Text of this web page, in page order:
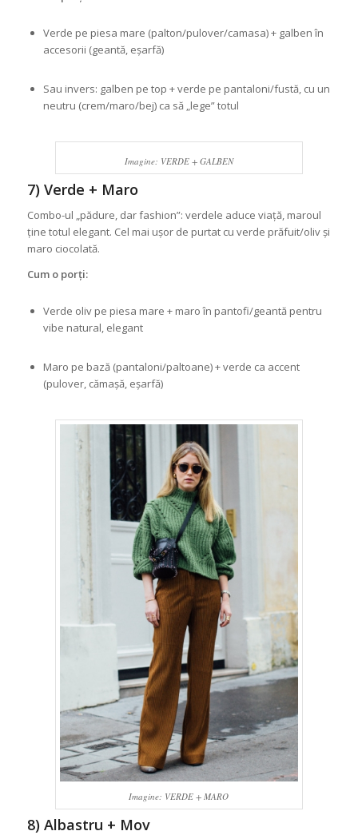
Verde pe piesa mare (palton/pulover/camasa) + galben în
accesorii (geantă, eșarfă)
Sau invers: galben pe top + verde pe pantaloni/fustă, cu un
neutru (crem/maro/bej) ca să „lege” totul
Imagine: VERDE + GALBEN
7) Verde + Maro
Combo-ul „pădure, dar fashion”: verdele aduce viață, maroul
ține totul elegant. Cel mai ușor de purtat cu verde prăfuit/oliv și
maro ciocolată.
Cum o porți:
Verde oliv pe piesa mare + maro în pantofi/geantă pentru
vibe natural, elegant
Maro pe bază (pantaloni/paltoane) + verde ca accent
(pulover, cămașă, eșarfă)
Imagine: VERDE + MARO
8) Albastru + Mov